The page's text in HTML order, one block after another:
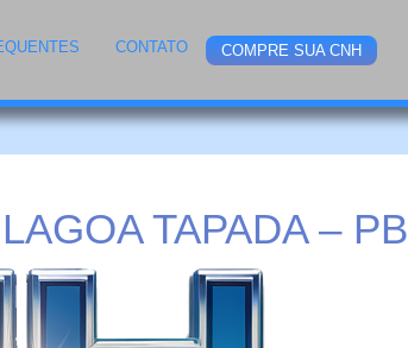
CONTATO COMPRE SUA CNH
TAPADA – PB